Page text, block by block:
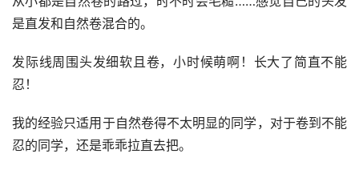
是直发和自然卷混合的。
发际线周围头发细软且卷，小时候萌啊！长大了简直不能
忍！
我的经验只适用于自然卷得不太明显的同学，对于卷到不能
忍的同学，还是乖乖拉直去把。